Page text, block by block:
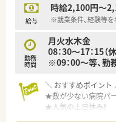
す。
■約7割が基幹病院
余裕のある人員配置
■働きながら育児・
お勤めいただけます。
ます。
給与
時給2,100円～
※就業条件、経験等を
勤務
時間
月火水木金
08：30～17：15（
※09：00～等、
＼ おすすめポイント
★数が少ない病院パー
★人気の土日休み！